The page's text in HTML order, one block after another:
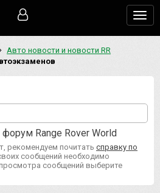
Авто новости и новости RR
Range Rover World
рекомендуем почитать справку по
сообщений необходимо
просмотра сообщений выберите